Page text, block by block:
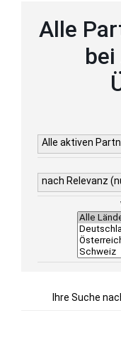
Alle
bei
Alle aktiven
nach Relevanz
Ihre Suche